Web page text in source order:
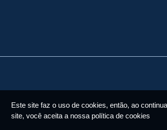
Este site faz o uso de cookies, então, ao
site, você aceita a nossa política de cookies